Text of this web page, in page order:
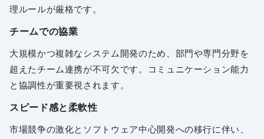
理ルールが厳格です。
チームでの協業
大規模かつ複雑なシステム開発のため、部門や専門分野を
超えたチーム連携が不可欠です。コミュニケーション能力
と協調性が重要視されます。
スピード感と柔軟性
市場競争の激化とソフトウェア中心開発への移行に伴い、